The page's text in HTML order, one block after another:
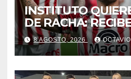
INSTITUTO
DE RACHA:
GIMNASIA DE
ALTA CÓRDOBA
8 AGOSTO, 2026